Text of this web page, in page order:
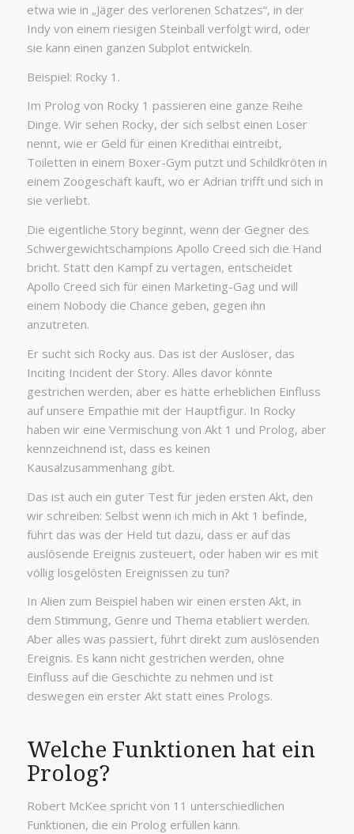
etwa wie in „Jäger des verlorenen Schatzes“, in der
Indy von einem riesigen Steinball verfolgt wird, oder
sie kann einen ganzen Subplot entwickeln.
Beispiel: Rocky 1.
Im Prolog von Rocky 1 passieren eine ganze Reihe
Dinge. Wir sehen Rocky, der sich selbst einen Loser
nennt, wie er Geld für einen Kredithai eintreibt,
Toiletten in einem Boxer-Gym putzt und Schildkröten in
einem Zoogeschäft kauft, wo er Adrian trifft und sich in
sie verliebt.
Die eigentliche Story beginnt, wenn der Gegner des
Schwergewichtschampions Apollo Creed sich die Hand
bricht. Statt den Kampf zu vertagen, entscheidet
Apollo Creed sich für einen Marketing-Gag und will
einem Nobody die Chance geben, gegen ihn
anzutreten.
Er sucht sich Rocky aus. Das ist der Auslöser, das
Inciting Incident der Story. Alles davor könnte
gestrichen werden, aber es hätte erheblichen Einfluss
auf unsere Empathie mit der Hauptfigur. In Rocky
haben wir eine Vermischung von Akt 1 und Prolog, aber
kennzeichnend ist, dass es keinen
Kausalzusammenhang gibt.
Das ist auch ein guter Test für jeden ersten Akt, den
wir schreiben: Selbst wenn ich mich in Akt 1 befinde,
führt das was der Held tut dazu, dass er auf das
auslösende Ereignis zusteuert, oder haben wir es mit
völlig losgelösten Ereignissen zu tun?
In Alien zum Beispiel haben wir einen ersten Akt, in
dem Stimmung, Genre und Thema etabliert werden.
Aber alles was passiert, führt direkt zum auslösenden
Ereignis. Es kann nicht gestrichen werden, ohne
Einfluss auf die Geschichte zu nehmen und ist
deswegen ein erster Akt statt eines Prologs.
Welche Funktionen hat ein
Prolog?
Robert McKee spricht von 11 unterschiedlichen
Funktionen, die ein Prolog erfüllen kann.